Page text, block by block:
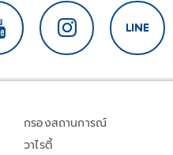
กรองสถานการณ์
วาไรตี้